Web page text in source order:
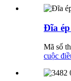
Đĩa
Mã số
cuộc